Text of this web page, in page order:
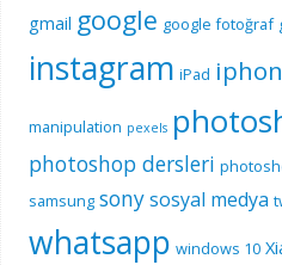
gmail google google fotoğraf
instagram iPad
manipulation pexels
photoshop dersleri
samsung sony sosyal medya
whatsapp windows 10